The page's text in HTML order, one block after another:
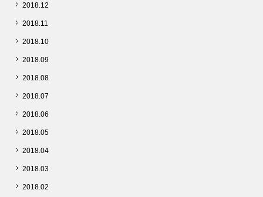
2018.12
2018.11
2018.10
2018.09
2018.08
2018.07
2018.06
2018.05
2018.04
2018.03
2018.02